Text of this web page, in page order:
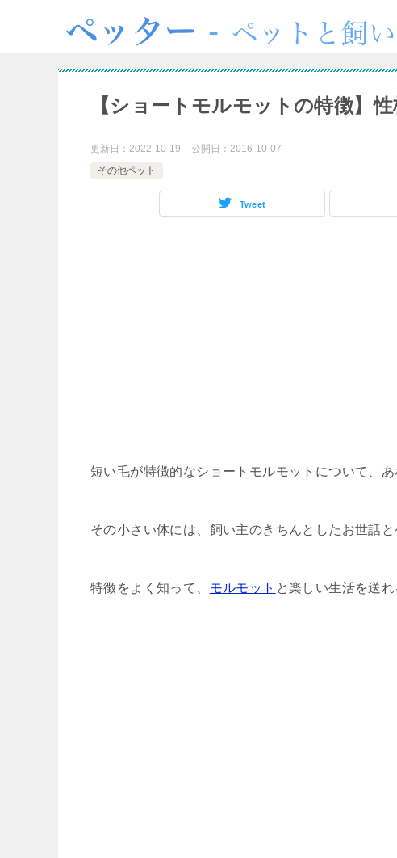
【ショートモルモットの特徴】
更新日： 2022-10-19 公開日： 2016-10-07
その他ペット
Tweet
短い毛が特徴的なショートモルモットについて、
その小さい体には、飼い主のきちんとしたお世話と
特徴をよく知って、 モルモット と楽しい生活を送